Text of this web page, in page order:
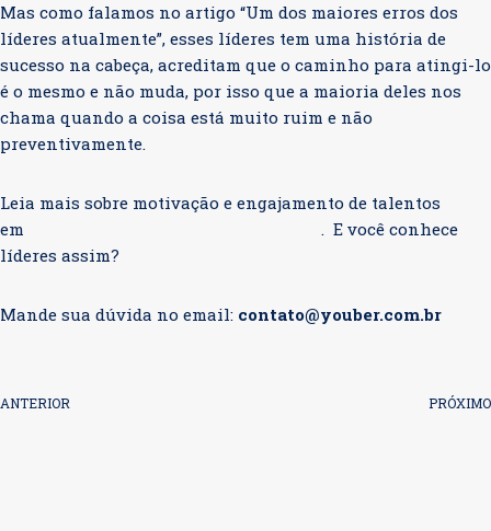
Mas como falamos no artigo “Um dos maiores erros dos
líderes atualmente”, esses líderes tem uma história de
sucesso na cabeça, acreditam que o caminho para atingi-lo
é o mesmo e não muda, por isso que a maioria deles nos
chama quando a coisa está muito ruim e não
preventivamente.
Leia mais sobre motivação e engajamento de talentos
em
. E você conhece
líderes assim?
Mande sua dúvida no email: contato@youber.com.br
ANTERIOR PRÓXIMO